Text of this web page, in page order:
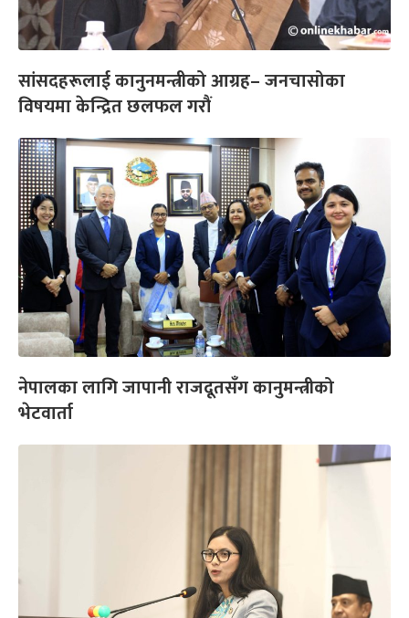
सांसदहरूलाई कानुनमन्त्रीको आग्रह– जनचासोका
विषयमा केन्द्रित छलफल गरौं
नेपालका लागि जापानी राजदूतसँग कानुमन्त्रीको
भेटवार्ता